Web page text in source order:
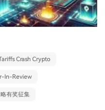
Crash Crypto
In-Review
有奖征集